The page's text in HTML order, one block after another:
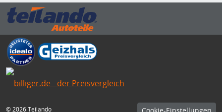
vorherige Zustimmung von TecDoc zu vervielfältigen, zu verbreiten
und/oder diese Handlungen durch Dritte ausführen zu lassen. Ein
Zuwiderhandeln stellt eine Urheberrechtsverletzung dar und wird verfolgt.
Bitte prüfen Sie, ob das über unseren Onlineshop identifizierte Ersatzteil
auch tatsächlich dem gesuchten Ersatzteil entspricht.
Gegebenenfalls sind ergänzende Informationen notwendig, um
sicherzustellen, dass das gewählte Ersatzteil auch in das gewünschte
Kraftfahrzeug passt.
Für Fragen stehen wir Ihnen gerne zur Verfügung.
© 2026 Teilando
Cookie-Einstellungen